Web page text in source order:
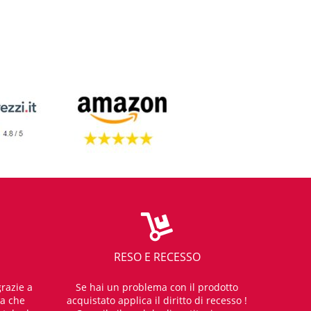
a
che
RESO E RECESSO
Se hai un problema con il prodotto
acquistato applica il diritto di recesso !